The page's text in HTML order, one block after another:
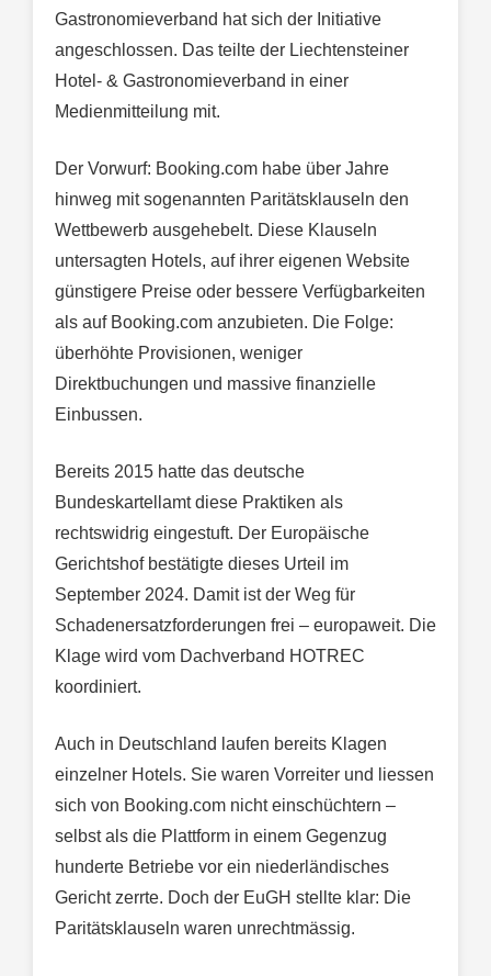
Gastronomieverband hat sich der Initiative
angeschlossen. Das teilte der Liechtensteiner
Hotel- & Gastronomieverband in einer
Medienmitteilung mit.
Der Vorwurf: Booking.com habe über Jahre
hinweg mit sogenannten Paritätsklauseln den
Wettbewerb ausgehebelt. Diese Klauseln
untersagten Hotels, auf ihrer eigenen Website
günstigere Preise oder bessere Verfügbarkeiten
als auf Booking.com anzubieten. Die Folge:
überhöhte Provisionen, weniger
Direktbuchungen und massive finanzielle
Einbussen.
Bereits 2015 hatte das deutsche
Bundeskartellamt diese Praktiken als
rechtswidrig eingestuft. Der Europäische
Gerichtshof bestätigte dieses Urteil im
September 2024. Damit ist der Weg für
Schadenersatzforderungen frei – europaweit. Die
Klage wird vom Dachverband HOTREC
koordiniert.
Auch in Deutschland laufen bereits Klagen
einzelner Hotels. Sie waren Vorreiter und liessen
sich von Booking.com nicht einschüchtern –
selbst als die Plattform in einem Gegenzug
hunderte Betriebe vor ein niederländisches
Gericht zerrte. Doch der EuGH stellte klar: Die
Paritätsklauseln waren unrechtmässig.